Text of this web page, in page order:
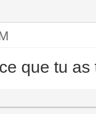
que tu